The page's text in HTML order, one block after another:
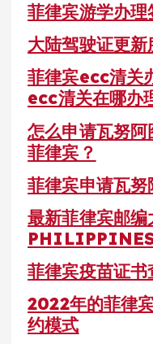
菲律宾游学办
大陆驾驶证更新
菲律宾ecc清关
ecc清关在哪办
怎么申请瓦努
菲律宾？
菲律宾申请瓦努
最新菲律宾邮
菲律宾疫苗证书
2022年的菲律
约模式